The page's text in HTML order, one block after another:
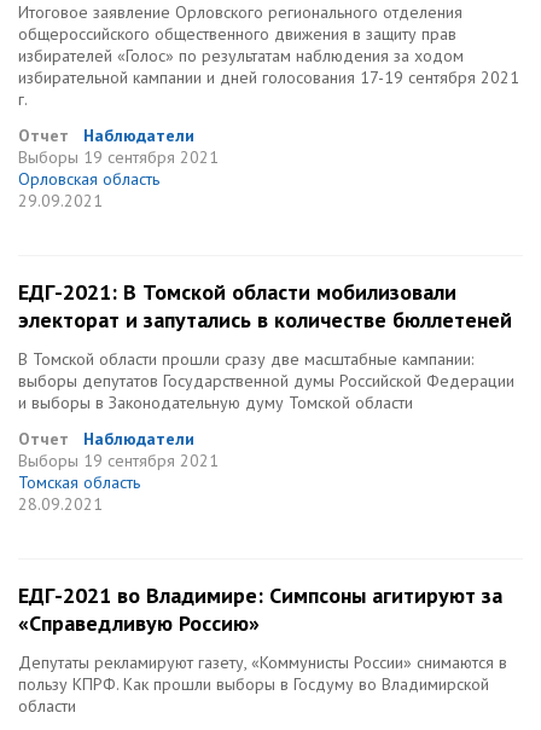
Итоговое заявление Орловского регионального отделения
общероссийского общественного движения в защиту прав
избирателей «Голос» по результатам наблюдения за ходом
избирательной кампании и дней голосования 17-19 сентября 2021
г.
Отчет
Наблюдатели
Выборы 19 сентября 2021
Орловская область
29.09.2021
ЕДГ-2021: В Томской области мобилизовали
электорат и запутались в количестве бюллетеней
В Томской области прошли сразу две масштабные кампании:
выборы депутатов Государственной думы Российской Федерации
и выборы в Законодательную думу Томской области
Отчет
Наблюдатели
Выборы 19 сентября 2021
Томская область
28.09.2021
ЕДГ-2021 во Владимире: Симпсоны агитируют за
«Справедливую Россию»
Депутаты рекламируют газету, «Коммунисты России» снимаются в
пользу КПРФ. Как прошли выборы в Госдуму во Владимирской
области